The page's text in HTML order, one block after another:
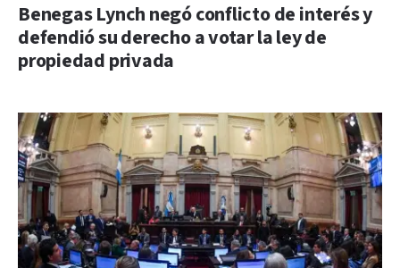
Benegas Lynch negó conflicto de interés y
defendió su derecho a votar la ley de
propiedad privada